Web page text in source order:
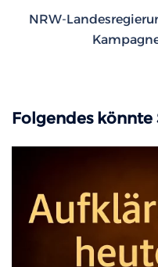
NRW-
Folgendes könnte